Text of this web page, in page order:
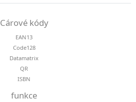
Cárové kódy
EAN13
Code128
Datamatrix
QR
ISBN
funkce